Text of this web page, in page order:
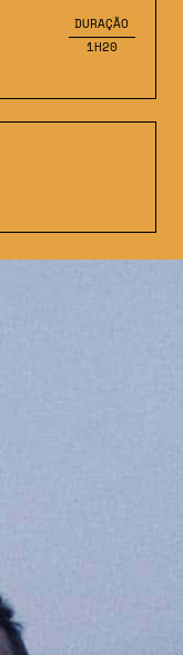
DURAÇÃO
1H20